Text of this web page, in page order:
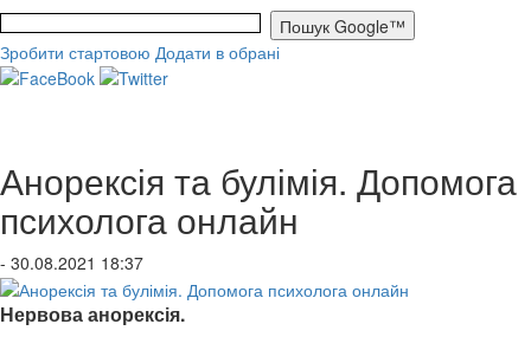
Зробити стартовою Додати в обрані
Анорексія та булімія. Допомога
психолога онлайн
- 30.08.2021 18:37
Нервова анорексія.